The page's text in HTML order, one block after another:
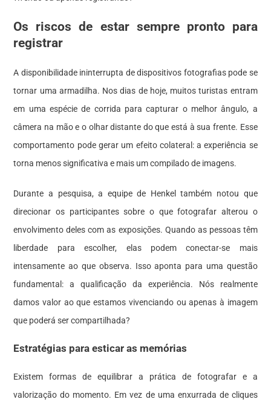
Os riscos de estar sempre pronto para
registrar
A disponibilidade ininterrupta de dispositivos fotografias pode se
tornar uma armadilha. Nos dias de hoje, muitos turistas entram
em uma espécie de corrida para capturar o melhor ângulo, a
câmera na mão e o olhar distante do que está à sua frente. Esse
comportamento pode gerar um efeito colateral: a experiência se
torna menos significativa e mais um compilado de imagens.
Durante a pesquisa, a equipe de Henkel também notou que
direcionar os participantes sobre o que fotografar alterou o
envolvimento deles com as exposições. Quando as pessoas têm
liberdade para escolher, elas podem conectar-se mais
intensamente ao que observa. Isso aponta para uma questão
fundamental: a qualificação da experiência. Nós realmente
damos valor ao que estamos vivenciando ou apenas à imagem
que poderá ser compartilhada?
Estratégias para esticar as memórias
Existem formas de equilibrar a prática de fotografar e a
valorização do momento. Em vez de uma enxurrada de cliques